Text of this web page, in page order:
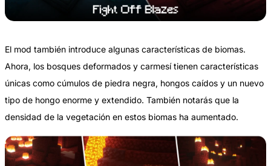
El mod también introduce algunas características de biomas.
Ahora, los bosques deformados y carmesí tienen características
únicas como cúmulos de piedra negra, hongos caídos y un nuevo
tipo de hongo enorme y extendido. También notarás que la
densidad de la vegetación en estos biomas ha aumentado.